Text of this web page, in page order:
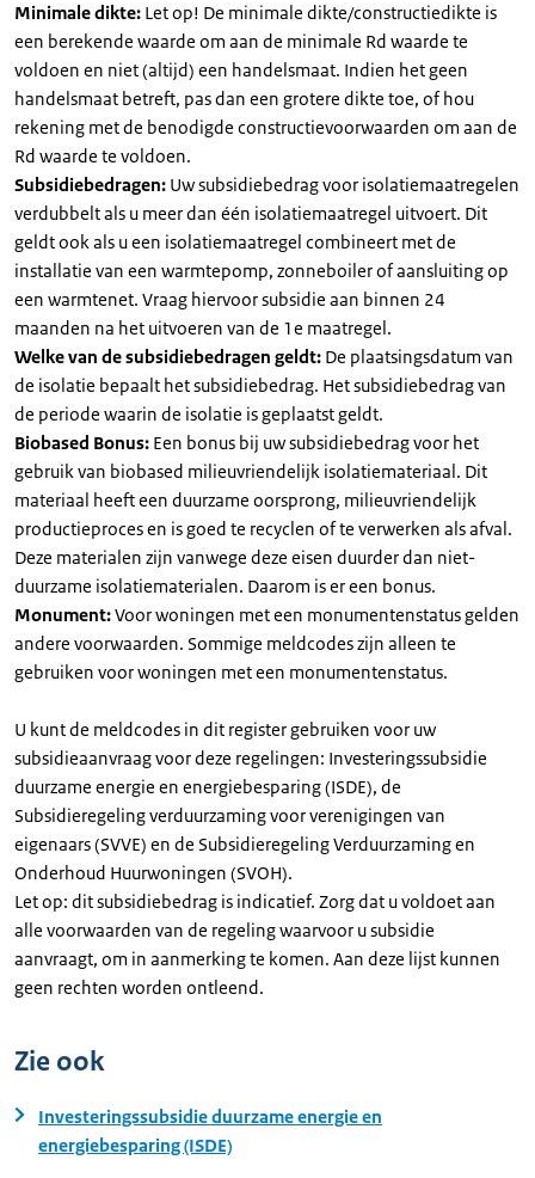
Minimale dikte: Let op! De minimale dikte/constructiedikte is
een berekende waarde om aan de minimale Rd waarde te
voldoen en niet (altijd) een handelsmaat. Indien het geen
handelsmaat betreft, pas dan een grotere dikte toe, of hou
rekening met de benodigde constructievoorwaarden om aan de
Rd waarde te voldoen.
Subsidiebedragen: Uw subsidiebedrag voor isolatiemaatregelen
verdubbelt als u meer dan één isolatiemaatregel uitvoert. Dit
geldt ook als u een isolatiemaatregel combineert met de
installatie van een warmtepomp, zonneboiler of aansluiting op
een warmtenet. Vraag hiervoor subsidie aan binnen 24
maanden na het uitvoeren van de 1e maatregel.
Welke van de subsidiebedragen geldt: De plaatsingsdatum van
de isolatie bepaalt het subsidiebedrag. Het subsidiebedrag van
de periode waarin de isolatie is geplaatst geldt.
Biobased Bonus: Een bonus bij uw subsidiebedrag voor het
gebruik van biobased milieuvriendelijk isolatiemateriaal. Dit
materiaal heeft een duurzame oorsprong, milieuvriendelijk
productieproces en is goed te recyclen of te verwerken als afval.
Deze materialen zijn vanwege deze eisen duurder dan niet-
duurzame isolatiematerialen. Daarom is er een bonus.
Monument:Voor woningen met een monumentenstatus gelden
andere voorwaarden. Sommige meldcodes zijn alleen te
gebruiken voor woningen met een monumentenstatus.
U kunt de meldcodes in dit register gebruiken voor uw
subsidieaanvraag voor deze regelingen: Investeringssubsidie
duurzame energie en energiebesparing (ISDE), de
Subsidieregeling verduurzaming voor verenigingen van
eigenaars (SVVE) en de Subsidieregeling Verduurzaming en
Onderhoud Huurwoningen (SVOH).
Let op: dit subsidiebedrag is indicatief. Zorg dat u voldoet aan
alle voorwaarden van de regeling waarvoor u subsidie
aanvraagt, om in aanmerking te komen. Aan deze lijst kunnen
geen rechten worden ontleend.
Zie ook
Investeringssubsidie duurzame energie en
energiebesparing (ISDE)